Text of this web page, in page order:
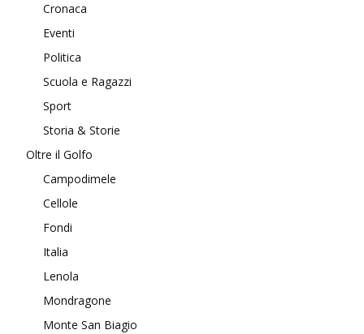
Cronaca
Eventi
Politica
Scuola e Ragazzi
Sport
Storia & Storie
Oltre il Golfo
Campodimele
Cellole
Fondi
Italia
Lenola
Mondragone
Monte San Biagio